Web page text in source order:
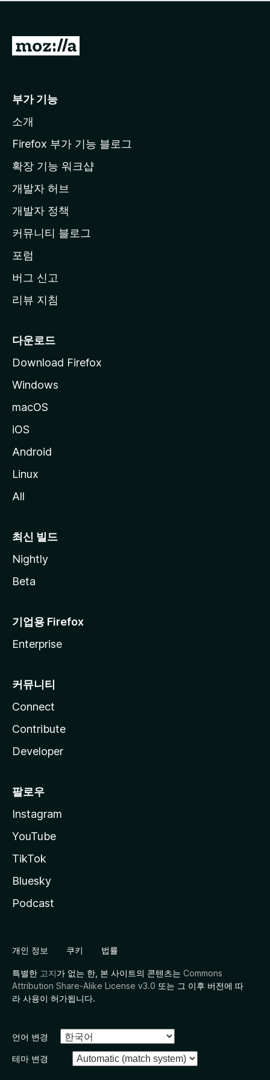
점
습
니
M
l
a
페
이
지
이
동
부가 기능
소개
Firefox 부가 기능 블로그
확장 기능 워크샵
개발자 허브
개발자 정책
커뮤니티 블로그
포럼
버그 신고
리뷰 지침
다운로드
Download Firefox
Windows
macOS
iOS
Android
Linux
All
최신 빌드
Nightly
Beta
기업용 Firefox
Enterprise
커뮤니티
Connect
Contribute
Developer
팔로우
Instagram
YouTube
TikTok
Bluesky
Podcast
개인 정보 쿠키 법률
특별한 고지가 없는 한, 본 사이트의 콘텐츠는 Commons
Attribution Share-Alike License v3.0 또는 그 이후 버전에 따
라 사용이 허가됩니다.
언어 변경
테마 변경